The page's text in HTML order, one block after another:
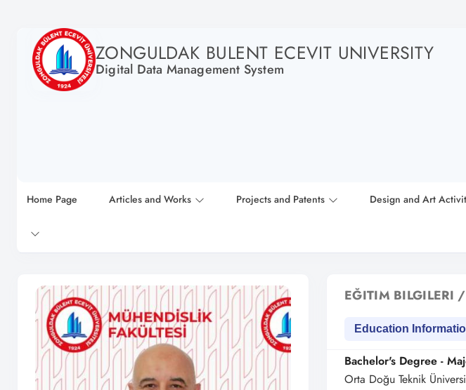
ZONGULDAK BULENT ECEVIT UNIVERSITY
Digital Data Management System
Home Page Articles and Works Projects and Patents Design and Art
EĞITIM BILGILERI
Education
Bachelor's Degree -
Orta Doğu Teknik